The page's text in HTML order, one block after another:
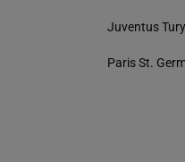
Juventus
Paris St.